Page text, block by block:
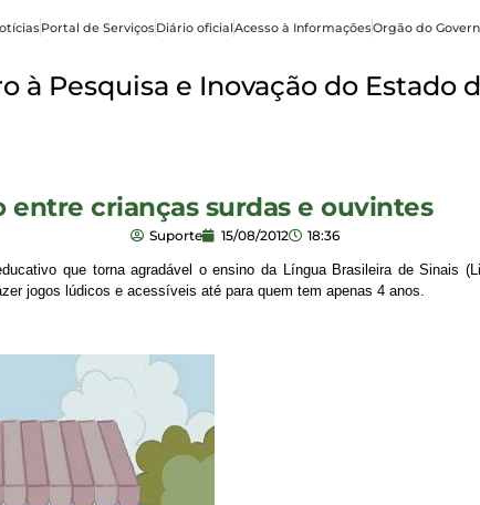
Portal de ServiçosDiário oficialAcesso à InformaçõesOrgão do
à Pesquisa e Inovação do Estado
crianças surdas e ouvintes
Suporte 15/08/2012 18:36
que torna agradável o ensino da Língua Brasileira de Sinais
jogos lúdicos e acessíveis até para quem tem apenas 4 anos.